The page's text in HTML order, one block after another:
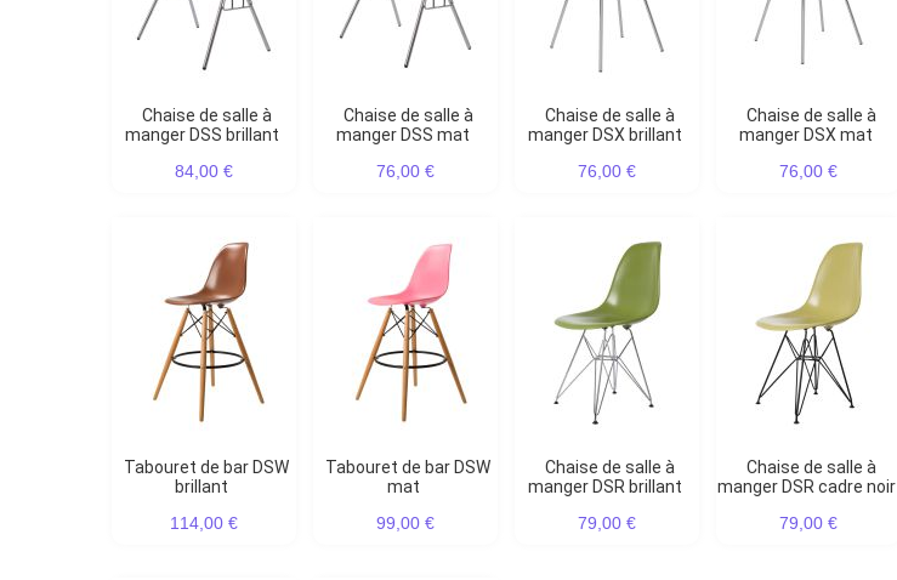
Chaise de salle à
manger DSS brillant
84,00 €
Chaise de salle à
manger DSS mat
76,00 €
Chaise de salle à
manger DSX brillant
76,00 €
Chaise de salle à
manger DSX mat
76,00 €
Tabouret de bar DSW
brillant
114,00 €
Tabouret de bar DSW
mat
99,00 €
Chaise de salle à
manger DSR brillant
79,00 €
Chaise de salle à
manger DSR cadre noir
79,00 €